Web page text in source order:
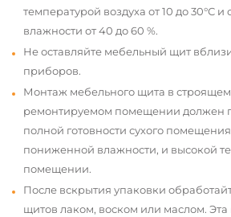
температурой воздуха от 10 до 30°С и
влажности от 40 до 60 %.
Не оставляйте мебельный щит
приборов.
Монтаж мебельного щита в
ремонтируемом помещении должен
полной готовности сухого
пониженной влажности, и высокой
помещении.
После вскрытия упаковки
щитов лаком, воском или маслом.